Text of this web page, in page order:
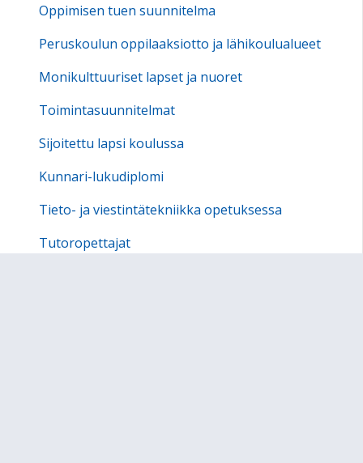
Oppimisen tuen suunnitelma
Peruskoulun oppilaaksiotto ja lähikoulualueet
Monikulttuuriset lapset ja nuoret
Toimintasuunnitelmat
Sijoitettu lapsi koulussa
Kunnari-lukudiplomi
Tieto- ja viestintätekniikka opetuksessa
Tutoropettajat